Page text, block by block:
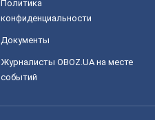
Политика
конфиденциальности
Документы
Журналисты OBOZ.UA на месте
событий